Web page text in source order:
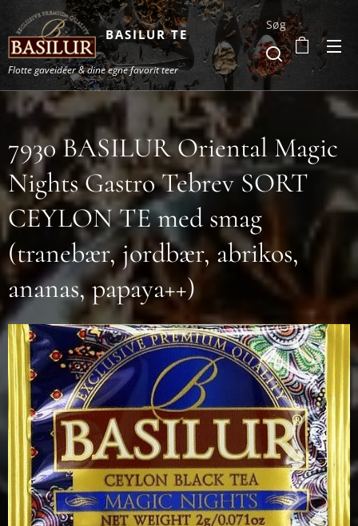
BASILUR TE
Flotte gaveidéer & dine egne favorit teer
Søg
7930 BASILUR Oriental Magic
Nights Gastro Tebrev SORT
CEYLON TE med smag
(tranebær, jordbær, abrikos,
ananas, papaya++)